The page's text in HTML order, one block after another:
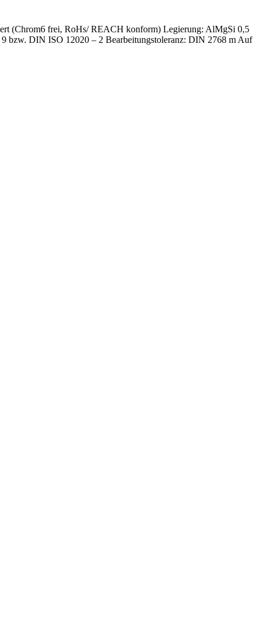
(Chrom6 frei, RoHs/ REACH konform) Legierung: AlMgSi 0,5
bzw. DIN ISO 12020 – 2 Bearbeitungstoleranz: DIN 2768 m Auf